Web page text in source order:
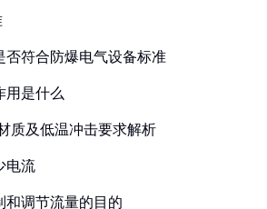
否符合防爆电气设备标准
用是什么
质及低温冲击要求解析
电流
和调节流量的目的